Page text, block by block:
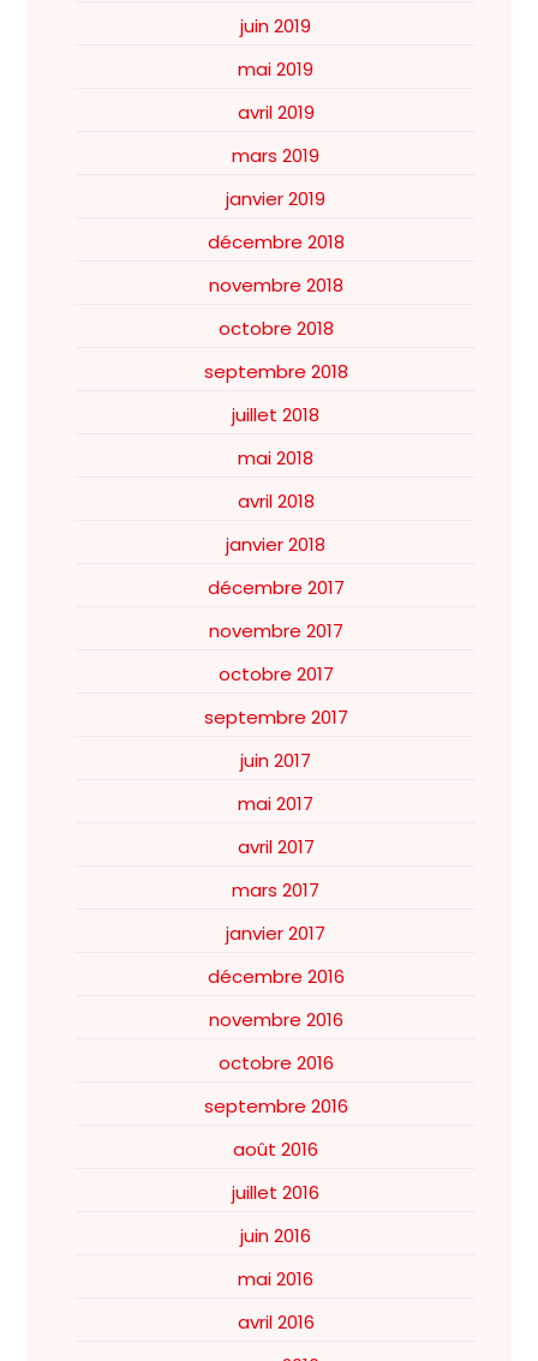
juin 2019
mai 2019
avril 2019
mars 2019
janvier 2019
décembre 2018
novembre 2018
octobre 2018
septembre 2018
juillet 2018
mai 2018
avril 2018
janvier 2018
décembre 2017
novembre 2017
octobre 2017
septembre 2017
juin 2017
mai 2017
avril 2017
mars 2017
janvier 2017
décembre 2016
novembre 2016
octobre 2016
septembre 2016
août 2016
juillet 2016
juin 2016
mai 2016
avril 2016